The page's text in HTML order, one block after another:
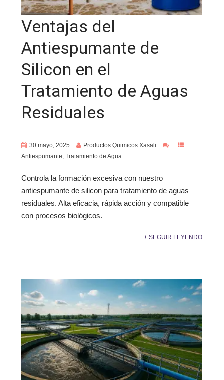
Ventajas del
Antiespumante de
Silicon en el
Tratamiento de Aguas
Residuales
30 mayo, 2025
Productos Quimicos Xasali
Antiespumante, Tratamiento de Agua
Controla la formación excesiva con nuestro
antiespumante de silicon para tratamiento de aguas
residuales. Alta eficacia, rápida acción y compatible
con procesos biológicos.
+ SEGUIR LEYENDO